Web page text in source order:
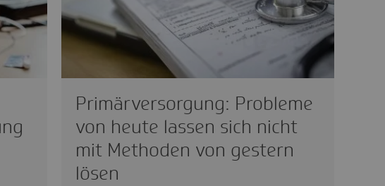
Primärversorgung: Probleme
von heute lassen sich nicht
mit Methoden von gestern
lösen